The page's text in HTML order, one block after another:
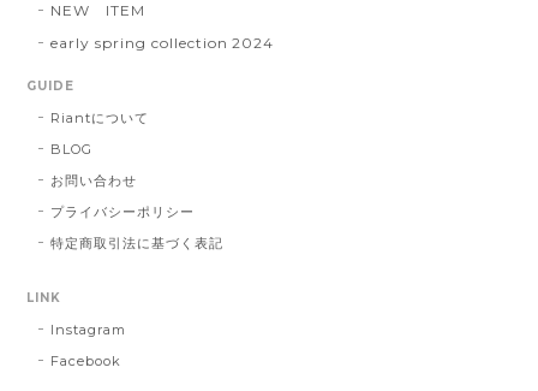
NEW ITEM
early spring collection 2024
GUIDE
Riantについて
BLOG
お問い合わせ
プライバシーポリシー
特定商取引法に基づく表記
LINK
Instagram
Facebook